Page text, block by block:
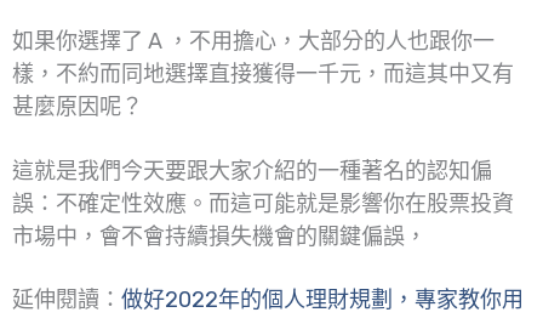
如果你選擇了 A ，不用擔心，大部分的人也跟你一
樣，不約而同地選擇直接獲得一千元，而這其中又有
甚麼原因呢？
這就是我們今天要跟大家介紹的一種著名的認知偏
誤：不確定性效應。而這可能就是影響你在股票投資
市場中，會不會持續損失機會的關鍵偏誤，
延伸閱讀： 做好2022年的個人理財規劃，專家教你用